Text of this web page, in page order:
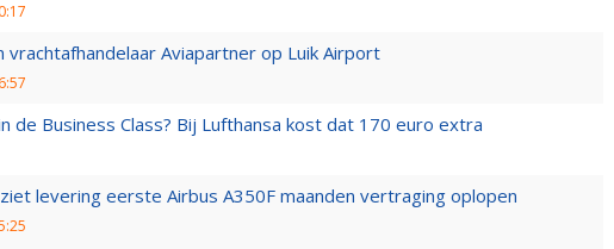
vrachtafhandelaar Aviapartner op Luik Airport
de Business Class? Bij Lufthansa kost dat 170 euro extra
levering eerste Airbus A350F maanden vertraging oplopen